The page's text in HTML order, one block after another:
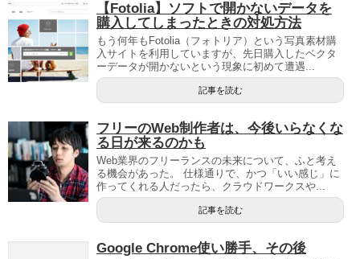
【Fotolia】ソフトで開かないデータを
購入してしまったときの対処方法
もう何年もFotolia（フォトリア）という写真素材購
入サイトを利用していますが、先日購入したベクタ
ーデータが開かないという現象に初めて遭遇...
記事を読む
フリーのWeb制作者は、今後いらなくな
る日が来るのかも
Web業界のフリーランスの未来について、ふと考え
る機会があった。 仕様通りで、かつ「いい感じ」に
作ってくれる人だったら、クラウドワークスや...
記事を読む
Google Chrome使い勝手、その後